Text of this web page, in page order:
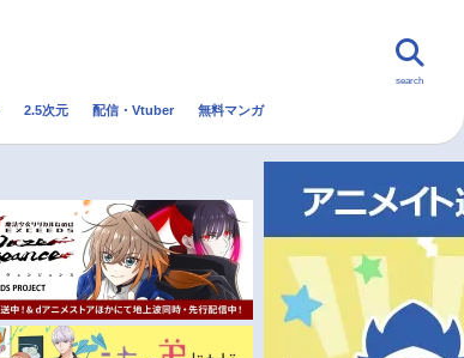
トレンド 無料マンガ
秋アニメ
冬アニメ
search
2.5次元 配信・Vtuber 無料マンガ